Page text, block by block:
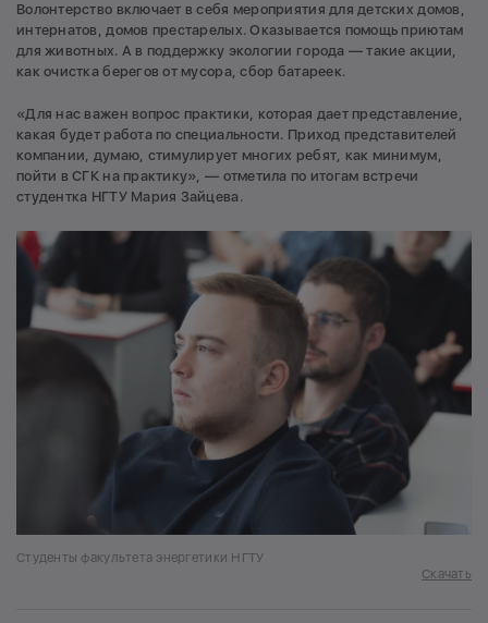
Волонтерство включает в себя мероприятия для детских домов,
интернатов, домов престарелых. Оказывается помощь приютам
для животных. А в поддержку экологии города — такие акции,
как очистка берегов от мусора, сбор батареек.
«Для нас важен вопрос практики, которая дает представление,
какая будет работа по специальности. Приход представителей
компании, думаю, стимулирует многих ребят, как минимум,
пойти в СГК на практику», — отметила по итогам встречи
студентка НГТУ Мария Зайцева.
Студенты факультета энергетики НГТУ
Скачать